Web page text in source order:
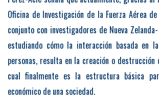
Oficina de Investigación de la Fuerza Aérea de
conjunto con investigadores de Nueva
estudiando cómo la interacción basada en
personas, resulta en la creación o
cual finalmente es la estructura básica
económico de una sociedad.